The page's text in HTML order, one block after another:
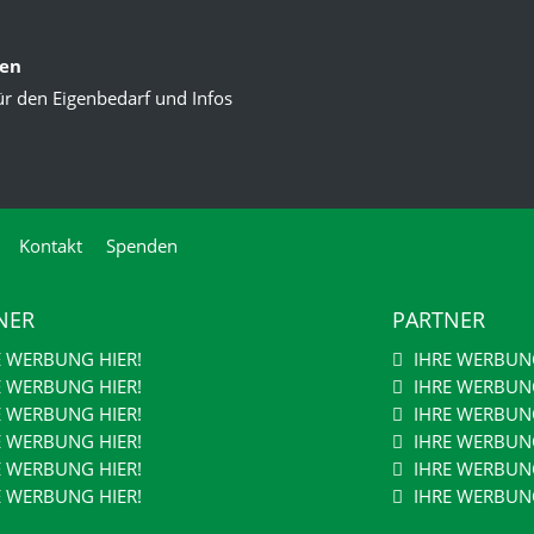
den Eigenbedarf und Infos
Kontakt Spenden
WERBUNG HIER!
WERBUNG HIER!
WERBUNG HIER!
WERBUNG HIER!
WERBUNG HIER!
WERBUNG HIER!
PARTNER
IHRE
IHRE
IHRE
IHRE
IHRE
IHRE